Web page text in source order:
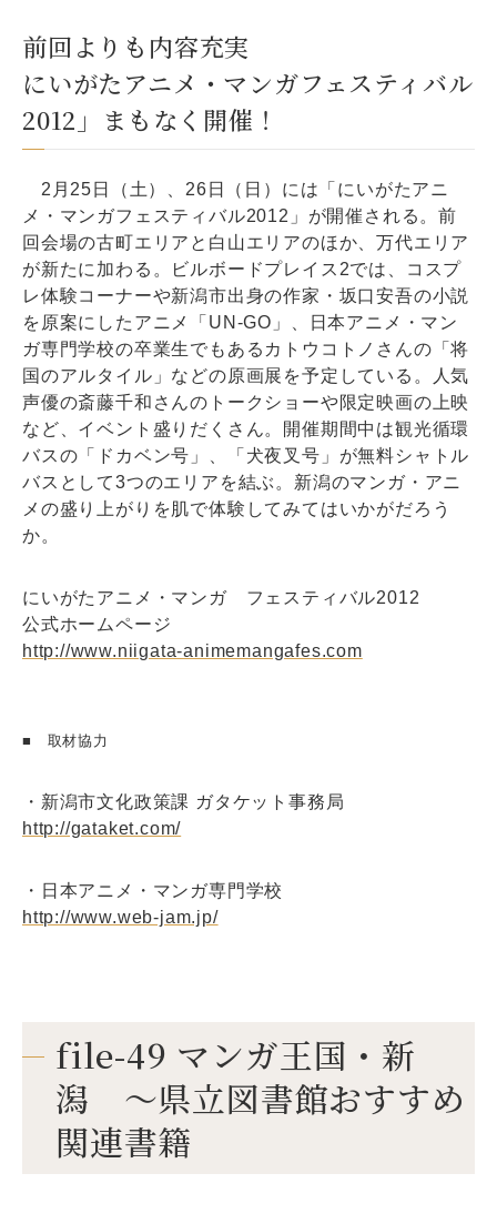
前回よりも内容充実
にいがたアニメ・マンガフェスティバル
2012」まもなく開催！
2月25日（土）、26日（日）には「にいがたアニ
メ・マンガフェスティバル2012」が開催される。前
回会場の古町エリアと白山エリアのほか、万代エリア
が新たに加わる。ビルボードプレイス2では、コスプ
レ体験コーナーや新潟市出身の作家・坂口安吾の小説
を原案にしたアニメ「UN-GO」、日本アニメ・マン
ガ専門学校の卒業生でもあるカトウコトノさんの「将
国のアルタイル」などの原画展を予定している。人気
声優の斎藤千和さんのトークショーや限定映画の上映
など、イベント盛りだくさん。開催期間中は観光循環
バスの「ドカベン号」、「犬夜叉号」が無料シャトル
バスとして3つのエリアを結ぶ。新潟のマンガ・アニ
メの盛り上がりを肌で体験してみてはいかがだろう
か。
にいがたアニメ・マンガ フェスティバル2012
公式ホームページ
http://www.niigata-animemangafes.com
■ 取材協力
・新潟市文化政策課 ガタケット事務局
http://gataket.com/
・日本アニメ・マンガ専門学校
http://www.web-jam.jp/
file-49 マンガ王国・新
潟 ～県立図書館おすすめ
関連書籍